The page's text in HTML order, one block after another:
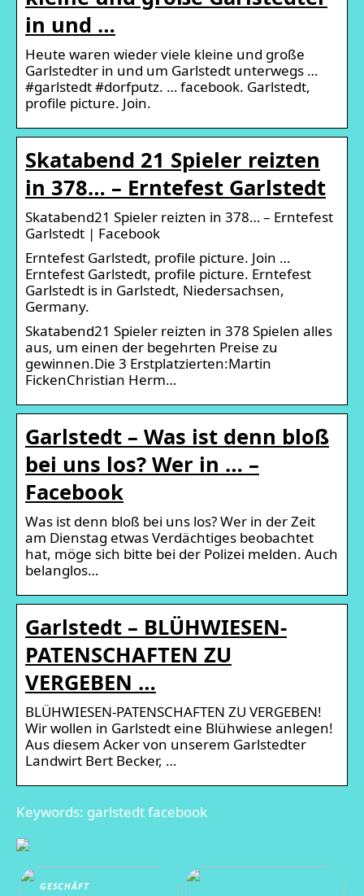
in und …
Heute waren wieder viele kleine und große
Garlstedter in und um Garlstedt unterwegs …
#garlstedt #dorfputz. … facebook. Garlstedt,
profile picture. Join.
Skatabend 21 Spieler reizten
in 378… – Erntefest Garlstedt
Skatabend21 Spieler reizten in 378… – Erntefest
Garlstedt | Facebook
Erntefest Garlstedt, profile picture. Join …
Erntefest Garlstedt, profile picture. Erntefest
Garlstedt is in Garlstedt, Niedersachsen,
Germany.
Skatabend21 Spieler reizten in 378 Spielen alles
aus, um einen der begehrten Preise zu
gewinnen.Die 3 Erstplatzierten:Martin
FickenChristian Herm…
Garlstedt – Was ist denn bloß
bei uns los? Wer in … –
Facebook
Was ist denn bloß bei uns los? Wer in der Zeit
am Dienstag etwas Verdächtiges beobachtet
hat, möge sich bitte bei der Polizei melden. Auch
belanglos…
Garlstedt – BLÜHWIESEN-
PATENSCHAFTEN ZU
VERGEBEN …
BLÜHWIESEN-PATENSCHAFTEN ZU VERGEBEN!
Wir wollen in Garlstedt eine Blühwiese anlegen!
Aus diesem Acker von unserem Garlstedter
Landwirt Bert Becker, …
Keywords: garlstedt facebook
GESCHÄFT